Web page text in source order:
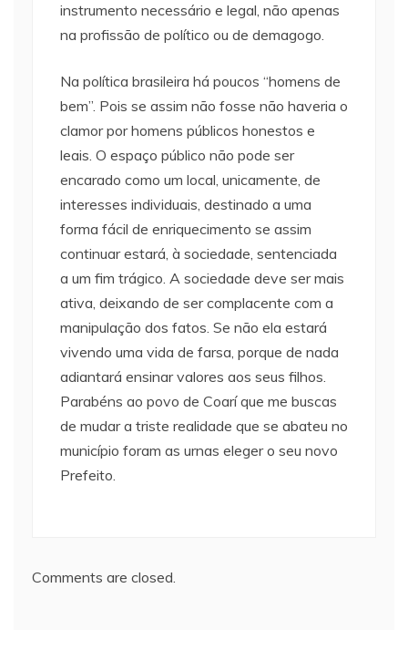
instrumento necessário e legal, não apenas
na profissão de político ou de demagogo.
Na política brasileira há poucos “homens de
bem”. Pois se assim não fosse não haveria o
clamor por homens públicos honestos e
leais. O espaço público não pode ser
encarado como um local, unicamente, de
interesses individuais, destinado a uma
forma fácil de enriquecimento se assim
continuar estará, à sociedade, sentenciada
a um fim trágico. A sociedade deve ser mais
ativa, deixando de ser complacente com a
manipulação dos fatos. Se não ela estará
vivendo uma vida de farsa, porque de nada
adiantará ensinar valores aos seus filhos.
Parabéns ao povo de Coarí que me buscas
de mudar a triste realidade que se abateu no
município foram as urnas eleger o seu novo
Prefeito.
Comments are closed.